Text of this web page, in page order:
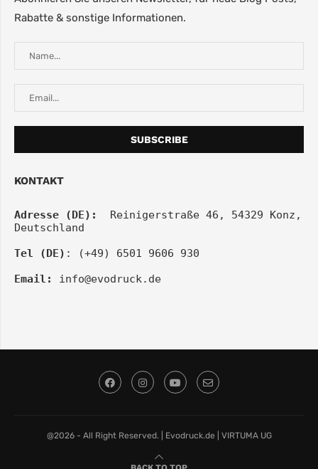
Rabatte & sonstige Informationen.
KONTAKT
Adresse (DE):
Reinigerstraße 46, 54329 Konz,
Deutschland
Tel (DE) : (+49) 6501 9606 930
Email:
info@evodruck.de
@2026 - All Right Reserved. | Evodruck.de | VIRTUMA UG